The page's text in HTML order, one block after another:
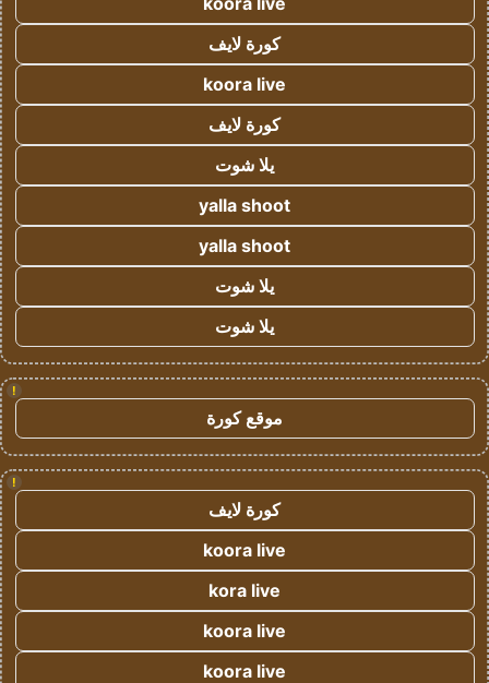
كورة لايف
koora live
كورة لايف
يلا شوت
yalla shoot
yalla shoot
يلا شوت
يلا شوت
!
موقع كورة
!
كورة لايف
koora live
kora live
koora live
koora live